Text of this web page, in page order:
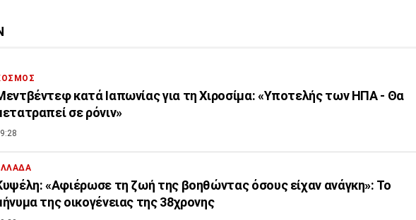
κατά Ιαπωνίας για τη Χιροσίμα: «Υποτελής των ΗΠΑ - Θα
σε ρόνιν»
«Αφιέρωσε τη ζωή της βοηθώντας όσους είχαν ανάγκη»: Το
της οικογένειας της 38χρονης